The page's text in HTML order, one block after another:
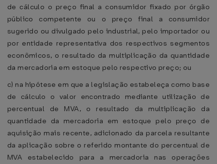
de cálculo o preço final a consumidor fixado por órgão
público competente ou o preço final a consumidor
sugerido ou divulgado pelo industrial, pelo importador ou
por entidade representativa dos respectivos segmentos
econômicos, o resultado da multiplicação da quantidade
da mercadoria em estoque pelo respectivo preço; ou
c) na hipótese em que a legislação estabeleça como base
de cálculo o valor encontrado mediante utilização de
percentual de MVA, o resultado da multiplicação da
quantidade da mercadoria em estoque pelo preço de
aquisição mais recente, adicionado da parcela resultante
da aplicação sobre o referido montante do percentual de
MVA estabelecido para a mercadoria nas operações